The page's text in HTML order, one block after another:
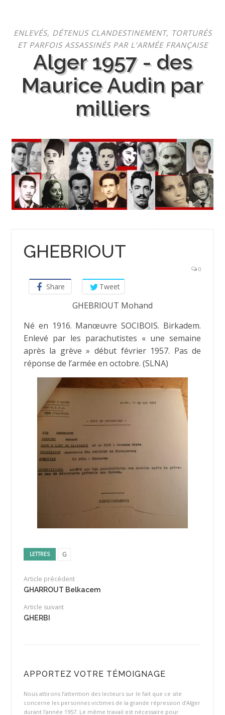
contenu
ENLEVÉS, DÉTENUS CLANDESTINEMENT, TORTURÉS
ET PARFOIS ASSASSINÉS PAR L’ARMÉE FRANÇAISE
Alger 1957 - des
Maurice Audin par
milliers
GHEBRIOUT
0
Share Tweet
GHEBRIOUT Mohand
Né en 1916. Manœuvre SOCIBOIS. Birkadem.
Enlevé par les parachutistes « une semaine
après la grève » début février 1957. Pas de
réponse de l’armée en octobre. (SLNA)
LETTRES G
Article précédent
GHARROUT Belkacem
Article suivant
GHERBI
APPORTEZ VOTRE TÉMOIGNAGE
Nous attirons l’attention des lecteurs sur le fait que ce site
concerne les personnes victimes de la grande répression d’Alger
durant l’année 1957. Le même travail est nécessaire pour